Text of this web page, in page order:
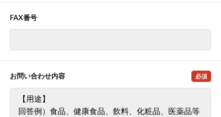
FAX番号
お問い合わせ内容 必須